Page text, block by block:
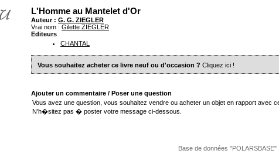
L'Homme au Mantelet d'Or
Auteur : G. G. ZIEGLER
Vrai nom : Gilette ZIEGLER
Editeurs
CHANTAL
Vous souhaitez acheter ce livre neuf ou d'occasion ? Cliquez ici !
Ajouter un commentaire / Poser une question
Vous avez une question, vous souhaitez vendre ou acheter un objet en rapport avec
N'h�sitez pas � poster votre message ci-dessous.
Base de données "POLARSBASE"